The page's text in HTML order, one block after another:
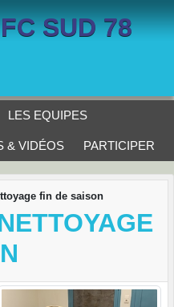
SUD 78
LES EQUIPES
& VIDÉOS PARTICIPER
fin de saison